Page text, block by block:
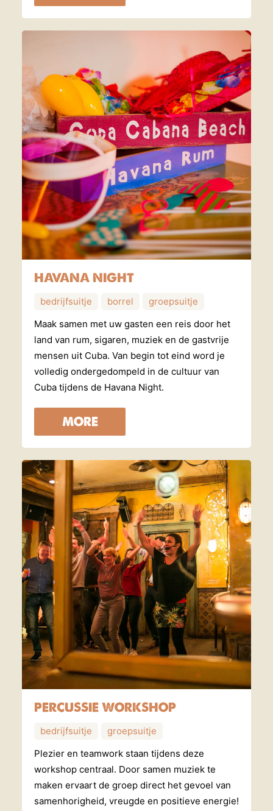
HAVANA NIGHT
bedrijfsuitje borrel
groepsuitje
Maak samen met uw gasten een reis door het
land van rum, sigaren, muziek en de gastvrije
mensen uit Cuba. Van begin tot eind word je
volledig ondergedompeld in de cultuur van
Cuba tijdens de Havana Night.
MORE
PERCUSSIE WORKSHOP
bedrijfsuitje
groepsuitje
Plezier en teamwork staan tijdens deze
workshop centraal. Door samen muziek te
maken ervaart de groep direct het gevoel van
samenhorigheid, vreugde en positieve energie!